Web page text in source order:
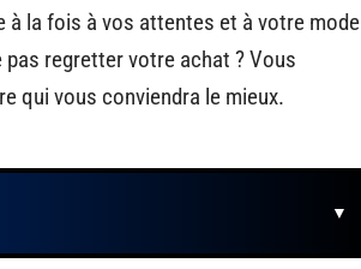
à la fois à vos attentes et à votre mode
regretter votre achat ? Vous
qui vous conviendra le mieux.